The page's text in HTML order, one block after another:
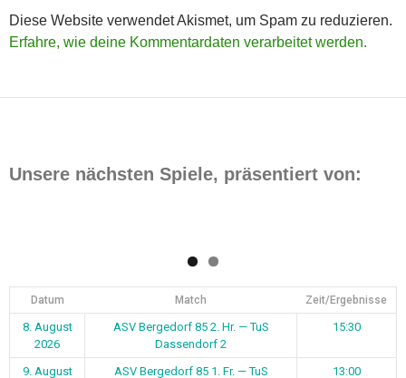
Diese Website verwendet Akismet, um Spam zu reduzieren.
Erfahre, wie deine Kommentardaten verarbeitet werden.
Unsere nächsten Spiele, präsentiert von:
Datum Match Zeit/Ergebnisse
8. August
2026
ASV Bergedorf 85 2. Hr. — TuS
Dassendorf 2
15:30
9. August
ASV Bergedorf 85 1. Fr. — TuS
13:00